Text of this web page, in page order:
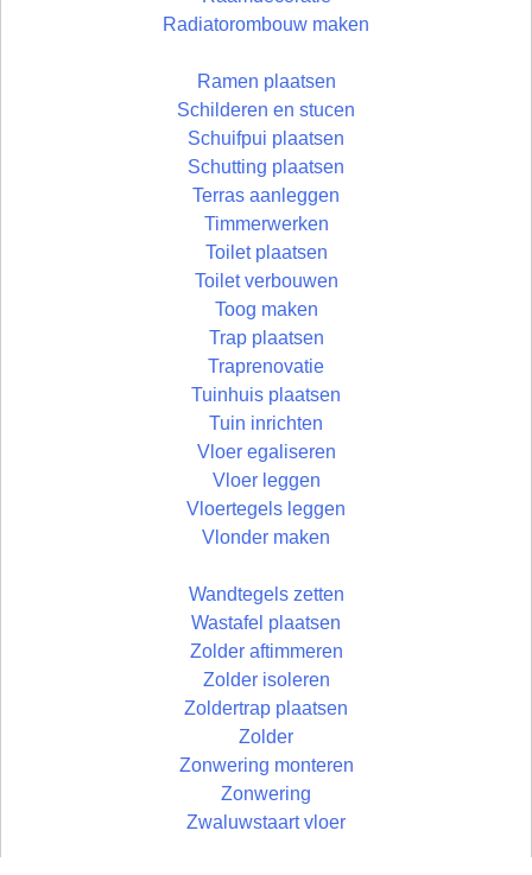
Radiatorombouw maken
Ramen plaatsen
Schilderen en stucen
Schuifpui plaatsen
Schutting plaatsen
Terras aanleggen
Timmerwerken
Toilet plaatsen
Toilet verbouwen
Toog maken
Trap plaatsen
Traprenovatie
Tuinhuis plaatsen
Tuin inrichten
Vloer egaliseren
Vloer leggen
Vloertegels leggen
Vlonder maken
Wandtegels zetten
Wastafel plaatsen
Zolder aftimmeren
Zolder isoleren
Zoldertrap plaatsen
Zolder
Zonwering monteren
Zonwering
Zwaluwstaart vloer